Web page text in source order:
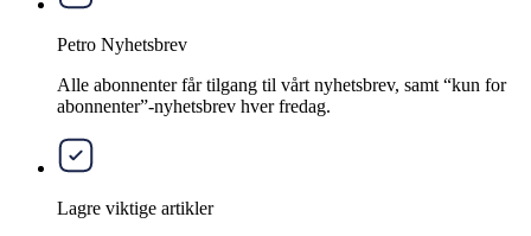
Petro Nyhetsbrev
Alle abonnenter får tilgang til vårt nyhetsbrev, samt “kun for
abonnenter”-nyhetsbrev hver fredag.
Lagre viktige artikler